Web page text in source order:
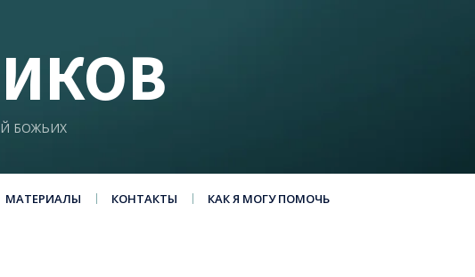
БОЖЬИХ
МАТЕРИАЛЫ КОНТАКТЫ КАК Я МОГУ ПОМОЧЬ